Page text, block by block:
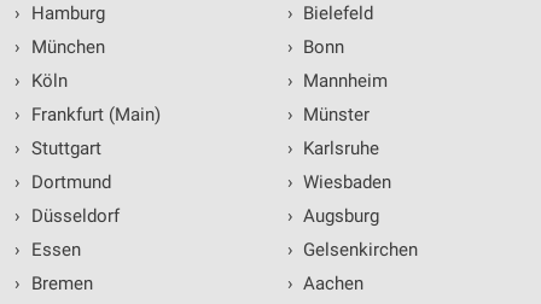
›
Hamburg
›
München
›
Köln
›
Frankfurt (Main)
› Stuttgart
›
Dortmund
›
Düsseldorf
›
Essen
›
Bremen
› Bielefeld
› Bonn
› Mannheim
› Münster
› Karlsruhe
› Wiesbaden
› Augsburg
› Gelsenkirchen
› Aachen